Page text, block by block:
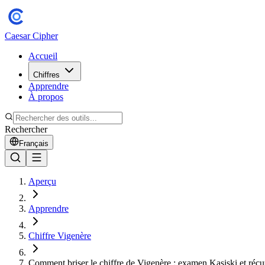
Caesar Cipher
Accueil
Chiffres
Apprendre
À propos
Rechercher
Français
Aperçu
Apprendre
Chiffre Vigenère
Comment briser le chiffre de Vigenère : examen Kasiski et